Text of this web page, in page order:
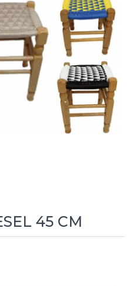
45 CM